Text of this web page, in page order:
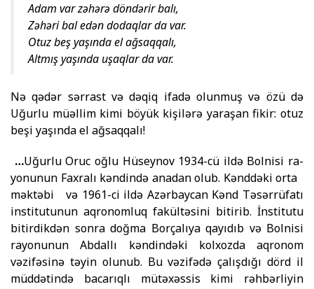
Adam var zəhərə döndərir balı,
Zəhəri bal edən dodaqlar da var.
Otuz beş yaşında el ağsaqqalı,
Altmış yaşında uşaqlar da var.
Nə qədər sərrast və dəqiq ifadə olunmuş və özü də
Uğurlu müəllim kimi böyük kişilərə yaraşan fikir: otuz
beşi yaşında el ağsaqqalı!
…Uğurlu Oruc oğlu Hüseynov 1934-cü ildə Bolnisi ra­
yo­nu­nun Faxralı kəndində anadan olub. Kənddəki orta
məktəbi və 1961-ci ildə Azərbaycan Kənd Təsərrüfatı
institutunun aqro­nom­luq fakültəsini bitirib. İnstitutu
bitirdikdən sonra doğma Bor­çalıya qayıdıb və Bolnisi
rayo­nunun Abdallı kəndindəki kol­xozda aqronom
vəzifəsinə təyin olunub. Bu vəzifədə çalış­dığı dörd il
müddətində bacarıqlı mütəxəssis kimi rəhbərliyin